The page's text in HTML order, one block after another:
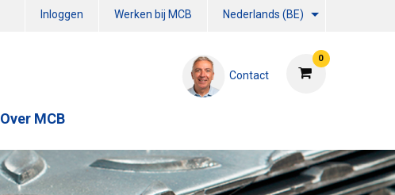
Inloggen Werken bij MCB Nederlands (BE)
0
Contact
Over MCB